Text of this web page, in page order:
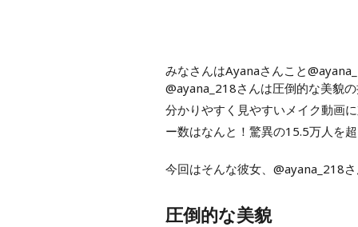
みなさんはAyanaさんこと
@ayana_218さんは圧倒的な美貌
分かりやすく見やすいメイク動画
ー数はなんと！驚異の15.5万人を
今回はそんな彼女、@ayana_218
圧倒的な美貌